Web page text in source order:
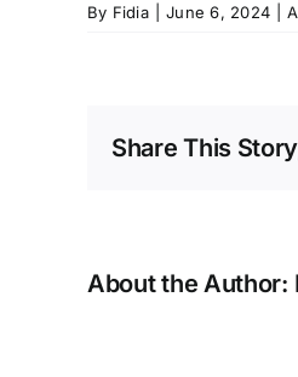
By Fidia June 6, 2024
Share This
About the Author: